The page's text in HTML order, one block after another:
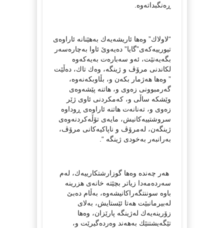
ڕەنگبداتەوە.
“لاولاك” وەها ئاریشەیەك بەهێنانە ئاراوەی
تیورییەكەی”گایا” دەیەوێ‌ ئاوا بەچارەسەر
بگەیەنێت، ئەو سەبارەت بەیەكەوە
لكاندنی مرۆڤ و ژینگە، وەك تاك، دەڵێت
” وەها هەژمار بكەن و، بڵاوبكەنەوە،
گەرمبوونی زەوی و، هاتنە پێشەوەی
وێشكە ساڵی و، كەمكردنی ئاوی‌ ژێر
زەوی و، تەنانەت هاتنە ئاراوەی ڕوداوە
سروشتییەكانیش، مایەی تۆڵەكردنەوەی
ژینگەن، لەمرۆڤ و ناپاكیەكانی مرۆڤ،
بەرانبەر بەخودی ژینگە “.
هەر چەندە وەها گوزارشتكارییەك، لەم
سەردەمەدا زیاتر بچێتە خانەی هزرینە
باوە سوننتگەراكانیشەوە، بەڵام دەبێ‌
لەبیرمانبێت هەتا ئێستایش، بەلای
زۆرینەیەك لەژینگە پارێزان، وەها
تێگەیشتنێك بەهەند وەردەگیرێت و،